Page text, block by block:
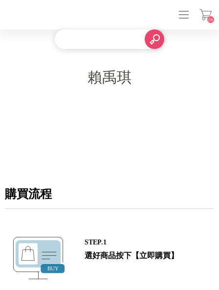
(0)
賴禹琪
購買流程
STEP.1
選好商品按下【立即購買】